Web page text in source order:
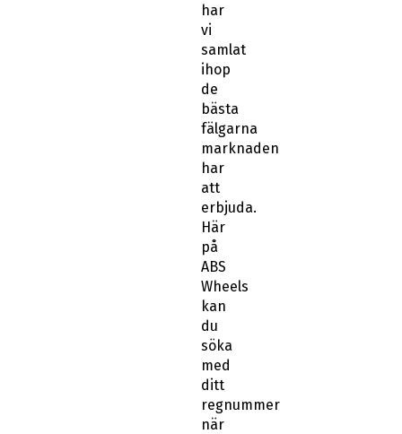
har
vi
samlat
ihop
de
bästa
fälgarna
marknaden
har
att
erbjuda.
Här
på
ABS
Wheels
kan
du
söka
med
ditt
regnummer
när